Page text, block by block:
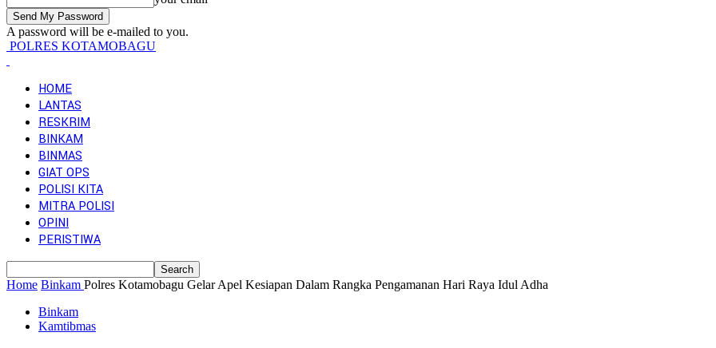
A password will be e-mailed to you.
POLRES KOTAMOBAGU
HOME
LANTAS
RESKRIM
BINKAM
BINMAS
GIAT OPS
POLISI KITA
MITRA POLISI
OPINI
PERISTIWA
Home Binkam Polres Kotamobagu Gelar Apel Kesiapan Dalam Rangka Pengamanan Hari Raya Idul Adha
Binkam
Kamtibmas